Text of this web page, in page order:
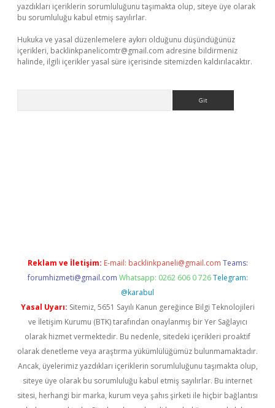
yazdıkları içeriklerin sorumluluğunu taşımakta olup, siteye üye olarak
bu sorumluluğu kabul etmiş sayılırlar.
Hukuka ve yasal düzenlemelere aykırı olduğunu düşündüğünüz
içerikleri, backlinkpanelicomtr@gmail.com adresine bildirmeniz
halinde, ilgili içerikler yasal süre içerisinde sitemizden kaldırılacaktır.
Reklam ve İletişim: E-mail: backlinkpaneli@gmail.com Teams:
forumhizmeti@gmail.com Whatsapp: 0262 606 0 726 Telegram:
@karabul
Yasal Uyarı: Sitemiz, 5651 Sayılı Kanun gereğince Bilgi Teknolojileri
ve İletişim Kurumu (BTK) tarafından onaylanmış bir Yer Sağlayıcı
olarak hizmet vermektedir. Bu nedenle, sitedeki içerikleri proaktif
olarak denetleme veya araştırma yükümlülüğümüz bulunmamaktadır.
Ancak, üyelerimiz yazdıkları içeriklerin sorumluluğunu taşımakta olup,
siteye üye olarak bu sorumluluğu kabul etmiş sayılırlar. Bu internet
sitesi, herhangi bir marka, kurum veya şahıs şirketi ile hiçbir bağlantısı